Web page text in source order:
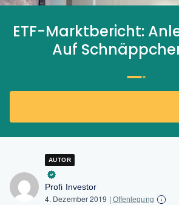
ETF-Marktbericht:
Auf
AUTOR
Profi Investor
4. Dezember 2019 | Offenlegung